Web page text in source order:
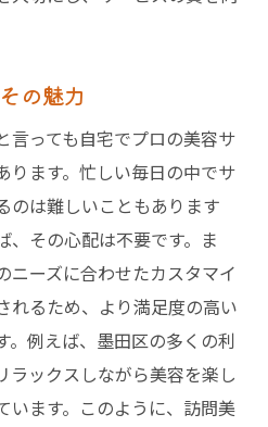
の魅力
言っても自宅でプロの美容サ
ります。忙しい毎日の中でサ
のは難しいこともあります
、その心配は不要です。ま
ニーズに合わせたカスタマイ
れるため、より満足度の高い
。例えば、墨田区の多くの利
ラックスしながら美容を楽し
います。このように、訪問美